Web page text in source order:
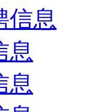
信息
息
息